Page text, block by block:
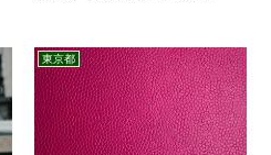
東京都